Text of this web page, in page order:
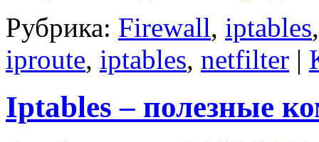
Рубрика: Firewall, iptables
iproute, iptables, netfilter |
Iptables – полезные